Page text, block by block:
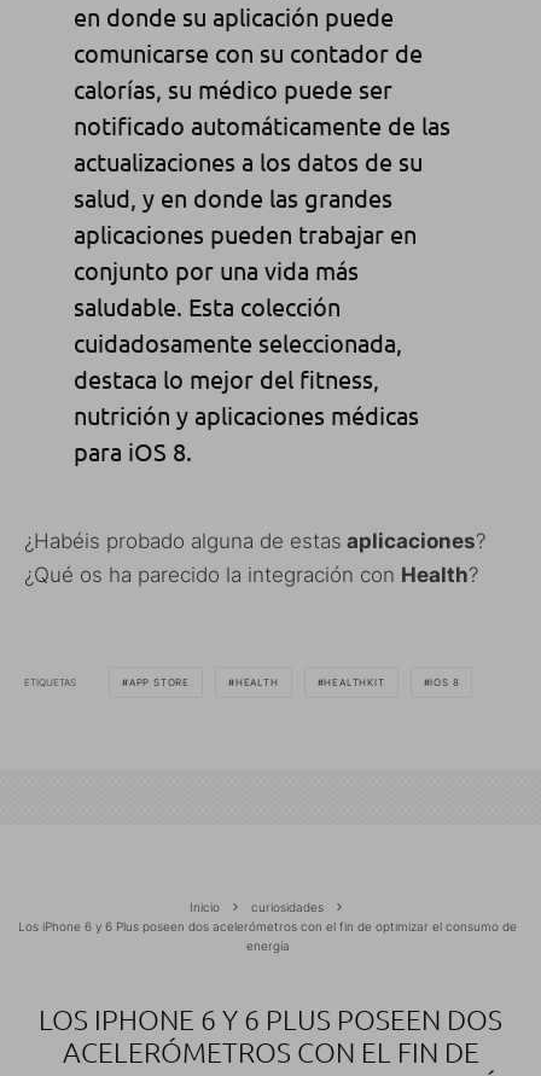
en donde su aplicación puede
comunicarse con su contador de
calorías, su médico puede ser
notificado automáticamente de las
actualizaciones a los datos de su
salud, y en donde las grandes
aplicaciones pueden trabajar en
conjunto por una vida más
saludable. Esta colección
cuidadosamente seleccionada,
destaca lo mejor del fitness,
nutrición y aplicaciones médicas
para iOS 8.
¿Habéis probado alguna de estas aplicaciones?
¿Qué os ha parecido la integración con Health?
ETIQUETAS APP STORE HEALTH HEALTHKIT IOS 8
Inicio
curiosidades
Los iPhone 6 y 6 Plus poseen dos acelerómetros con el fin de optimizar el consumo de
energía
LOS IPHONE 6 Y 6 PLUS POSEEN DOS
ACELERÓMETROS CON EL FIN DE